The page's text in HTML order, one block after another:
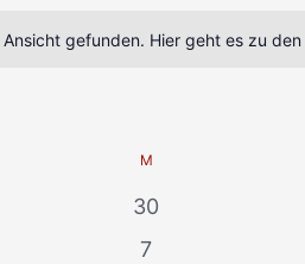
gefunden. Hier geht es zu den
M
0
Veranstaltungen
30
0
7